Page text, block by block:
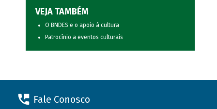
VEJA TAMBÉM
O BNDES e o apoio à cultura
Patrocínio a eventos culturais
Fale Conosco